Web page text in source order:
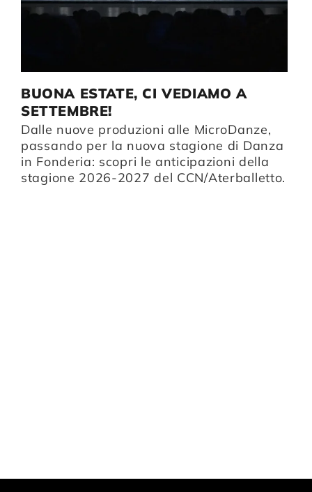
BUONA ESTATE, CI VEDIAMO A
SETTEMBRE!
Dalle nuove produzioni alle MicroDanze,
passando per la nuova stagione di Danza
in Fonderia: scopri le anticipazioni della
stagione 2026-2027 del CCN/Aterballetto.